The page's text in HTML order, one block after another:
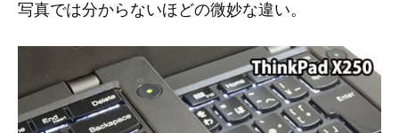
写真では分からないほどの微妙な違い。